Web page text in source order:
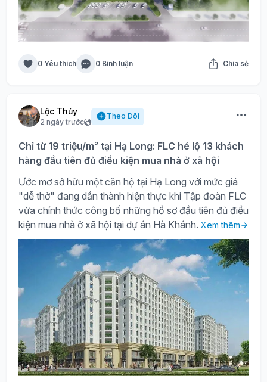
0 Yêu thích 0 Bình luận Chia sẻ
Lộc Thủy
2 ngày trước
Theo Dõi
Chỉ từ 19 triệu/m² tại Hạ Long: FLC hé lộ 13 khách
hàng đầu tiên đủ điều kiện mua nhà ở xã hội
Ước mơ sở hữu một căn hộ tại Hạ Long với mức giá
"dễ thở" đang dần thành hiện thực khi Tập đoàn FLC
vừa chính thức công bố những hồ sơ đầu tiên đủ điều
kiện mua nhà ở xã hội tại dự án Hà Khánh. Xem thêm